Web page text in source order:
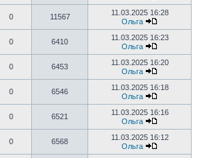
0 11567
11.03.2025 16:28
Ольга
0 6410
11.03.2025 16:23
Ольга
0 6453
11.03.2025 16:20
Ольга
0 6546
11.03.2025 16:18
Ольга
0 6521
11.03.2025 16:16
Ольга
0 6568
11.03.2025 16:12
Ольга